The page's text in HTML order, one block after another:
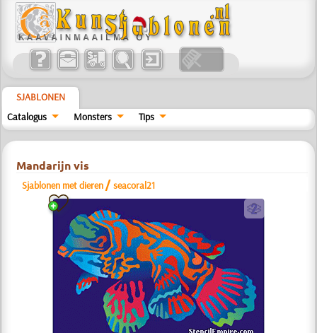
SJABLONEN
Catalogus
Monsters Tips
Mandarijn vis
Sjablonen met dieren /seacoral21
b